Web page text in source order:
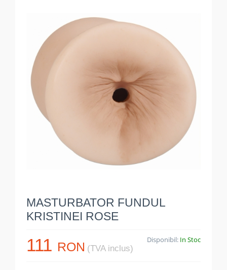
MASTURBATOR FUNDUL
KRISTINEI ROSE
111 RON (TVA inclus)
Disponibil: In Stoc